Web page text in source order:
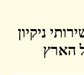
ניקיון
הארץ